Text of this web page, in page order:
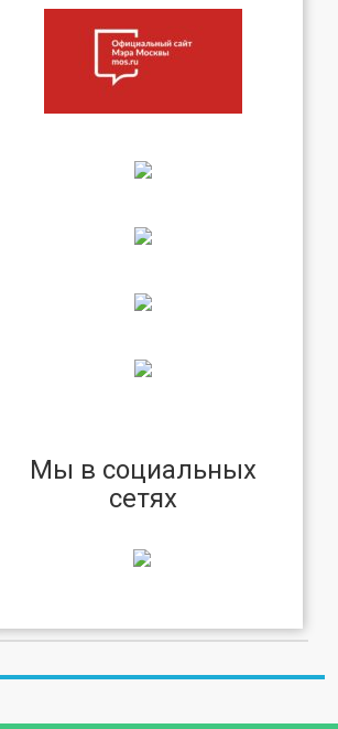
Мы в социальных
сетях